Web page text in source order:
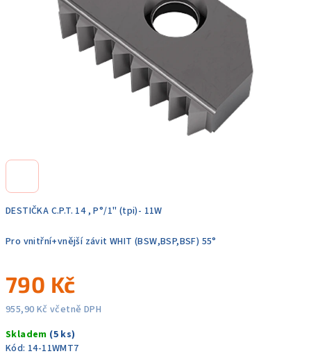
DESTIČKA C.P.T. 14 , P°/1" (tpi)- 11W
Pro vnitřní+vnější závit WHIT (BSW,BSP,BSF) 55°
790 Kč
955,90 Kč včetně DPH
cena:
Skladem (5 ks)
Kód: 14-11WMT7
5
hvězdiček.